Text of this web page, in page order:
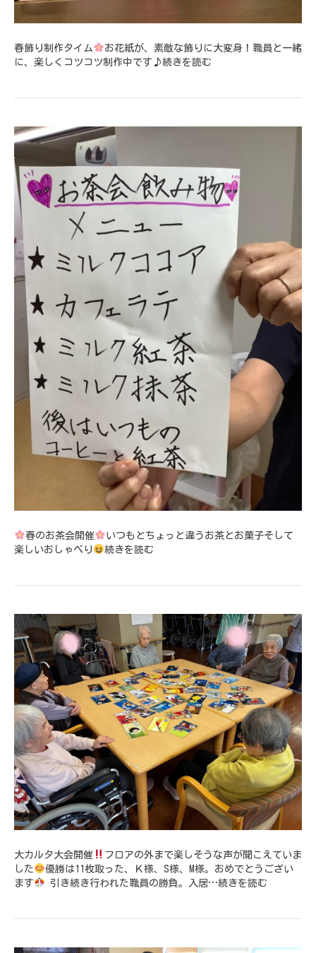
春飾り制作タイム
お花紙が、素敵な飾りに大変身！職員と一緒
に、楽しくコツコツ制作中です♪続きを読む
春のお茶会開催
いつもとちょっと違うお茶とお菓子そして
楽しいおしゃべり
続きを読む
大カルタ大会開催
フロアの外まで楽しそうな声が聞こえていま
した
優勝は11枚取った、Ｋ様、S様、M様。おめでとうござい
ます
引き続き行われた職員の勝負。入居…続きを読む